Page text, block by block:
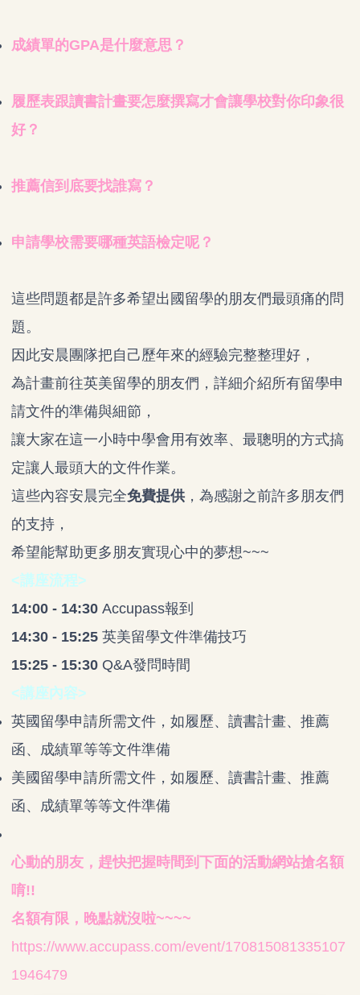
成績單的GPA是什麼意思？
履歷表跟讀書計畫要怎麼撰寫才會讓學校對你印象很
好？
推薦信到底要找誰寫？
申請學校需要哪種英語檢定呢？
這些問題都是許多希望出國留學的朋友們最頭痛的問
題。
因此安晨團隊把自己歷年來的經驗完整整理好，
為計畫前往英美留學的朋友們，詳細介紹所有留學申
請文件的準備與細節，
讓大家在這一小時中學會用有效率、最聰明的方式搞
定讓人最頭大的文件作業。
這些內容安晨完全免費提供，為感謝之前許多朋友們
的支持，
希望能幫助更多朋友實現心中的夢想~~~
<講座流程>
14:00 - 14:30 Accupass報到
14:30 - 15:25 英美留學文件準備技巧
15:25 - 15:30 Q&A發問時間
<講座內容>
英國留學申請所需文件，如履歷、讀書計畫、推薦
函、成績單等等文件準備
美國留學申請所需文件，如履歷、讀書計畫、推薦
函、成績單等等文件準備
心動的朋友，趕快把握時間到下面的活動網站搶名額
唷!!
名額有限，晚點就沒啦~~~~
https://www.accupass.com/event/170815081335107
1946479